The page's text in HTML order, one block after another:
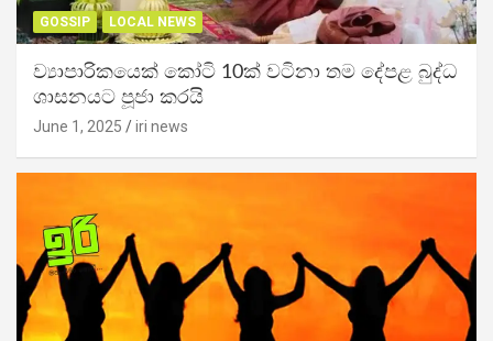
GOSSIP LOCAL NEWS
ව්‍යාපාරිකයෙක් කෝටි 10ක් වටිනා තම දේපළ බුද්ධ
ශාසනයට පූජා කරයි
June 1, 2025 iri news